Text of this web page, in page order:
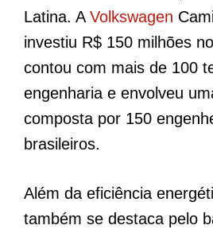
Latina. A Volkswagen
investiu R$ 150 milhões
contou com mais de 100
engenharia e envolveu
composta por 150
brasileiros.
Além da eficiência
também se destaca pelo